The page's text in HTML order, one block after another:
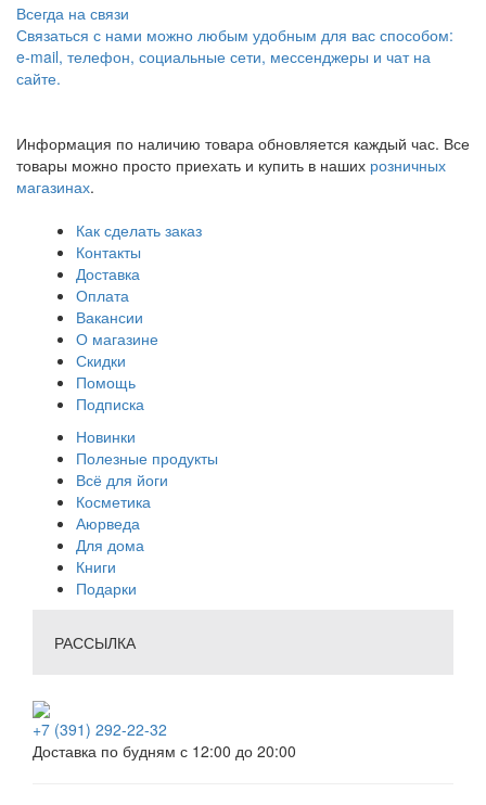
Всегда на связи
Связаться с нами можно любым удобным для вас способом:
e-mail, телефон, социальные сети, мессенджеры и чат на
сайте.
Информация по наличию товара обновляется каждый час. Все
товары можно просто приехать и купить в наших розничных
магазинах.
Как сделать заказ
Контакты
Доставка
Оплата
Вакансии
О магазине
Скидки
Помощь
Подписка
Новинки
Полезные продукты
Всё для йоги
Косметика
Аюрведа
Для дома
Книги
Подарки
РАССЫЛКА
+7 (391) 292-22-32
Доставка по будням с 12:00 до 20:00